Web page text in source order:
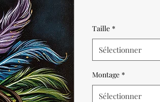
Taille *
Sélectionner
Montage *
Sélectionner